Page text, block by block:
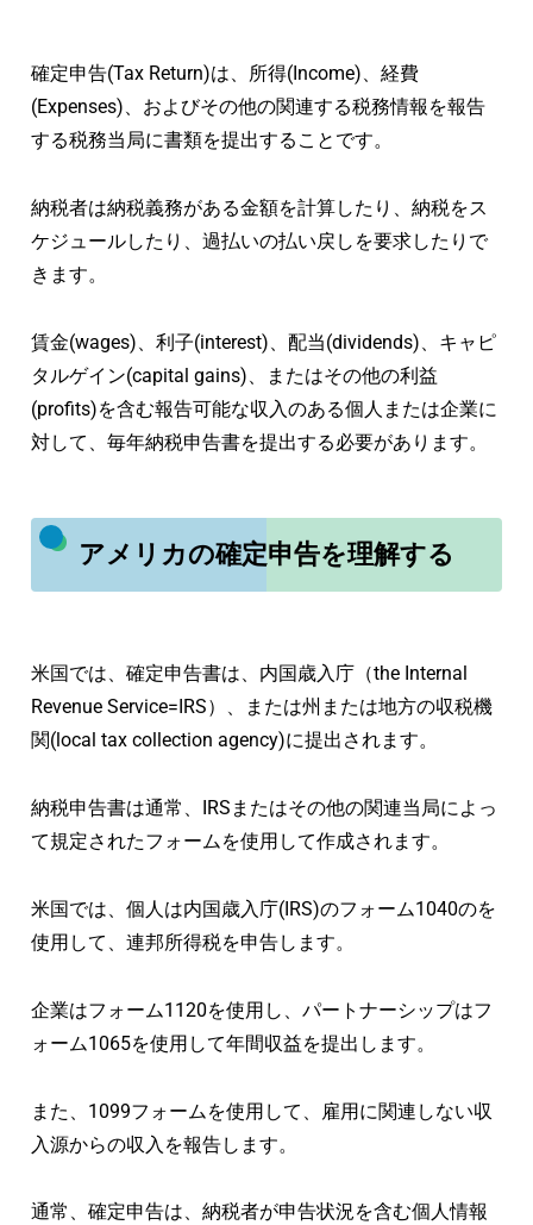
確定申告(Tax Return)は、所得(Income)、経費
(Expenses)、およびその他の関連する税務情報を報告
する税務当局に書類を提出することです。
納税者は納税義務がある金額を計算したり、納税をス
ケジュールしたり、過払いの払い戻しを要求したりで
きます。
賃金(wages)、利子(interest)、配当(dividends)、キャピ
タルゲイン(capital gains)、またはその他の利益
(profits)を含む報告可能な収入のある個人または企業に
対して、毎年納税申告書を提出する必要があります。
アメリカの確定申告を理解する
米国では、確定申告書は、内国歳入庁（the Internal
Revenue Service=IRS）、または州または地方の収税機
関(local tax collection agency)に提出されます。
納税申告書は通常、IRSまたはその他の関連当局によっ
て規定されたフォームを使用して作成されます。
米国では、個人は内国歳入庁(IRS)のフォーム1040のを
使用して、連邦所得税を申告します。
企業はフォーム1120を使用し、パートナーシップはフ
ォーム1065を使用して年間収益を提出します。
また、1099フォームを使用して、雇用に関連しない収
入源からの収入を報告します。
通常、確定申告は、納税者が申告状況を含む個人情報